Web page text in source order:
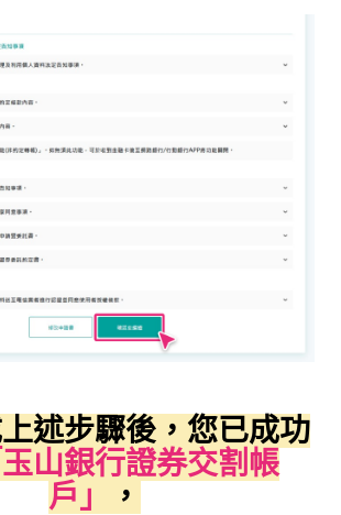
述步驟後，您已成功
玉山銀行證券交割帳
戶」
，